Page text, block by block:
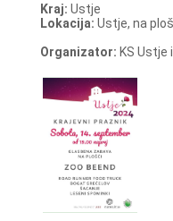
Kraj: Ustje
Lokacija: Ustje, na
Organizator: KS Ustje